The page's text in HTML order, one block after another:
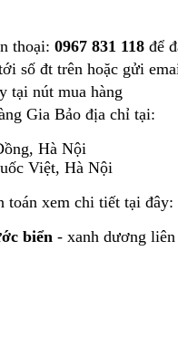
thoại: 0967 831 118 để
số đt trên hoặc gửi
tại nút mua hàng
Gia Bảo địa chỉ tại:
Hà Nội
Việt, Hà Nội
toán xem chi tiết tại đây:
biển - xanh dương